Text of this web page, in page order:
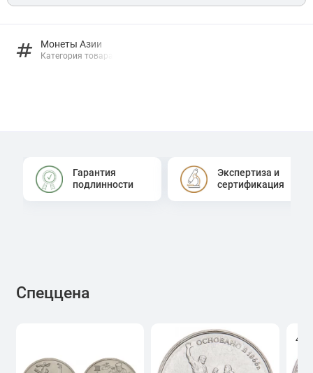
Монеты Азии
Категория товара
Гарантия
подлинности
Экспертиза и
сертификация
Спеццена
4.0